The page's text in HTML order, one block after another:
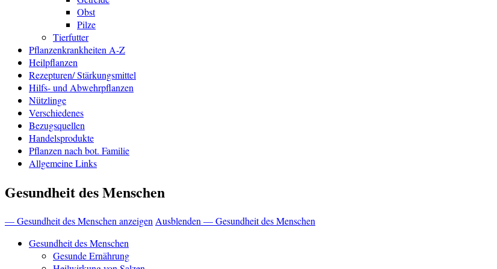
Obst
Pilze
Tierfutter
Pflanzenkrankheiten A-Z
Heilpflanzen
Rezepturen/ Stärkungsmittel
Hilfs- und Abwehrpflanzen
Nützlinge
Verschiedenes
Bezugsquellen
Handelsprodukte
Pflanzen nach bot. Familie
Allgemeine Links
Gesundheit des Menschen
— Gesundheit des Menschen anzeigen Ausblenden — Gesundheit des Menschen
Gesundheit des Menschen
Gesunde Ernährung